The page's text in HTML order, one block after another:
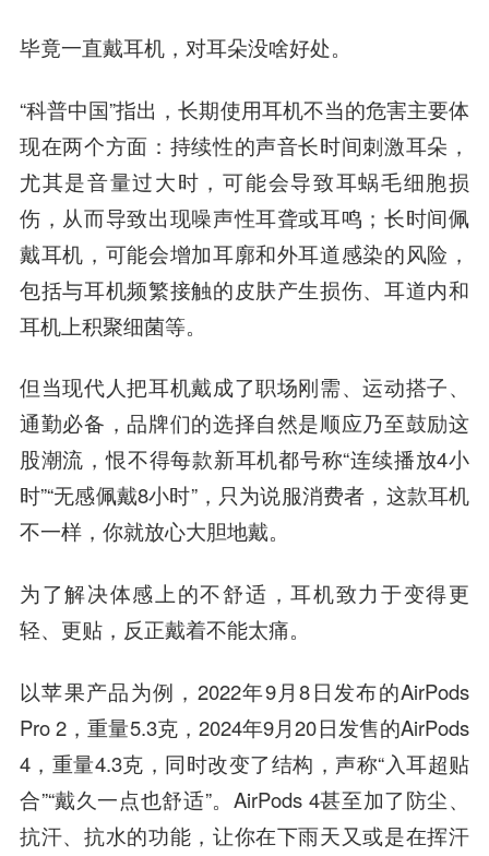
毕竟一直戴耳机，对耳朵没啥好处。
“科普中国”指出，长期使用耳机不当的危害主要体
现在两个方面：持续性的声音长时间刺激耳朵，
尤其是音量过大时，可能会导致耳蜗毛细胞损
伤，从而导致出现噪声性耳聋或耳鸣；长时间佩
戴耳机，可能会增加耳廓和外耳道感染的风险，
包括与耳机频繁接触的皮肤产生损伤、耳道内和
耳机上积聚细菌等。
但当现代人把耳机戴成了职场刚需、运动搭子、
通勤必备，品牌们的选择自然是顺应乃至鼓励这
股潮流，恨不得每款新耳机都号称“连续播放4小
时”“无感佩戴8小时”，只为说服消费者，这款耳机
不一样，你就放心大胆地戴。
为了解决体感上的不舒适，耳机致力于变得更
轻、更贴，反正戴着不能太痛。
以苹果产品为例，2022年9月8日发布的AirPods
Pro 2，重量5.3克，2024年9月20日发售的AirPods
4，重量4.3克，同时改变了结构，声称“入耳超贴
合”“戴久一点也舒适”。AirPods 4甚至加了防尘、
抗汗、抗水的功能，让你在下雨天又或是在挥汗